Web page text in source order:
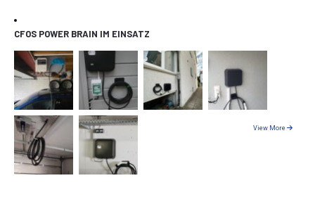
CFOS POWER BRAIN IM EINSATZ
View More